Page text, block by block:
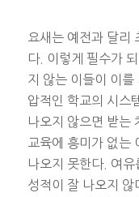
요새는 예전과 달리
다. 이렇게 필수가
지 않는 이들이 이를
압적인 학교의 시스
나오지 않으면 받는
교육에 흥미가 없는
나오지 못한다. 여
성적이 잘 나오지 않